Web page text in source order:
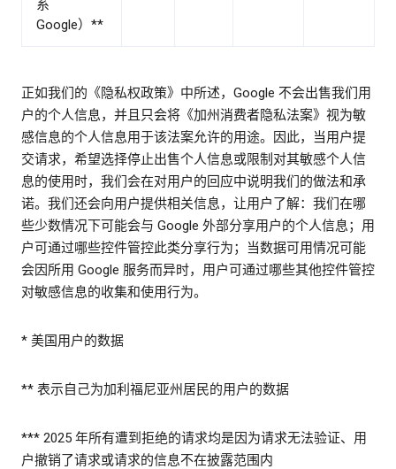
系
Google）**
正如我们的《隐私权政策》中所述，Google 不会出售我们用
户的个人信息，并且只会将《加州消费者隐私法案》视为敏
感信息的个人信息用于该法案允许的用途。因此，当用户提
交请求，希望选择停止出售个人信息或限制对其敏感个人信
息的使用时，我们会在对用户的回应中说明我们的做法和承
诺。我们还会向用户提供相关信息，让用户了解：我们在哪
些少数情况下可能会与 Google 外部分享用户的个人信息；用
户可通过哪些控件管控此类分享行为；当数据可用情况可能
会因所用 Google 服务而异时，用户可通过哪些其他控件管控
对敏感信息的收集和使用行为。
* 美国用户的数据
** 表示自己为加利福尼亚州居民的用户的数据
*** 2025 年所有遭到拒绝的请求均是因为请求无法验证、用
户撤销了请求或请求的信息不在披露范围内